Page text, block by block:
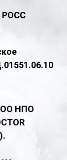
РОСС
НПО